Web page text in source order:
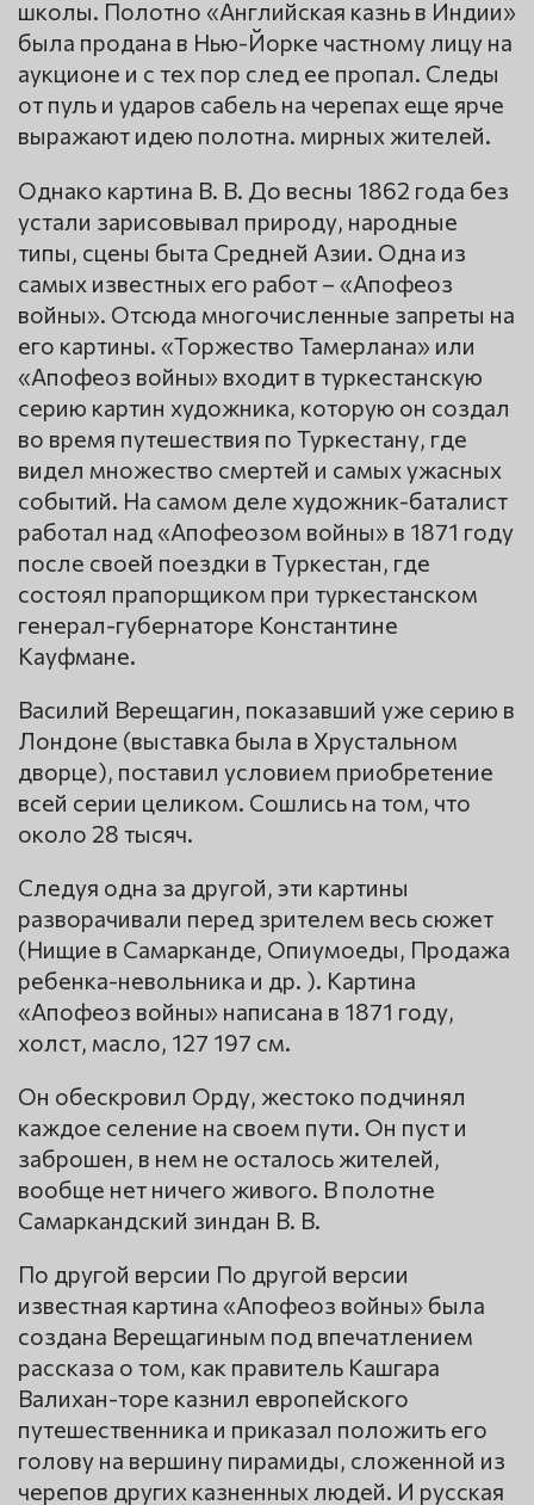
школы. Полотно «Английская казнь в Индии»
была продана в Нью-Йорке частному лицу на
аукционе и с тех пор след ее пропал. Следы
от пуль и ударов сабель на черепах еще ярче
выражают идею полотна. мирных жителей.
Однако картина В. В. До весны 1862 года без
устали зарисовывал природу, народные
типы, сцены быта Средней Азии. Одна из
самых известных его работ – «Апофеоз
войны». Отсюда многочисленные запреты на
его картины. «Торжество Тамерлана» или
«Апофеоз войны» входит в туркестанскую
серию картин художника, которую он создал
во время путешествия по Туркестану, где
видел множество смертей и самых ужасных
событий. На самом деле художник-баталист
работал над «Апофеозом войны» в 1871 году
после своей поездки в Туркестан, где
состоял прапорщиком при туркестанском
генерал-губернаторе Константине
Кауфмане.
Василий Верещагин, показавший уже серию в
Лондоне (выставка была в Хрустальном
дворце), поставил условием приобретение
всей серии целиком. Сошлись на том, что
около 28 тысяч.
Следуя одна за другой, эти картины
разворачивали перед зрителем весь сюжет
(Нищие в Самарканде, Опиумоеды, Продажа
ребенка-невольника и др. ). Картина
«Апофеоз войны» написана в 1871 году,
холст, масло, 127 197 см.
Он обескровил Орду, жестоко подчинял
каждое селение на своем пути. Он пуст и
заброшен, в нем не осталось жителей,
вообще нет ничего живого. В полотне
Самаркандский зиндан В. В.
По другой версии По другой версии
известная картина «Апофеоз войны» была
создана Верещагиным под впечатлением
рассказа о том, как правитель Кашгара
Валихан-торе казнил европейского
путешественника и приказал положить его
голову на вершину пирамиды, сложенной из
черепов других казненных людей. И русская